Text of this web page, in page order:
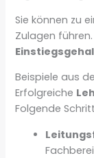
Sie können zu
Zulagen
Beispiele aus
Erfolgreiche
Folgende